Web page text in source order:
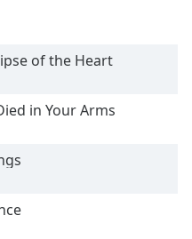
of the Heart
in Your Arms